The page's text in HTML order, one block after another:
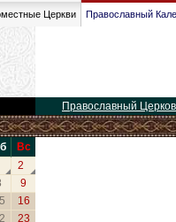
Церкви Православный
Православный
Вс
2
9
16
23